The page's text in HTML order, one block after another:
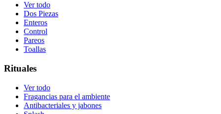
Ver todo
Dos Piezas
Enteros
Control
Pareos
Toallas
Rituales
Ver todo
Fragancias para el ambiente
Antibacteriales y jabones